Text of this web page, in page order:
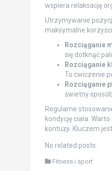
wspiera relaksację
Utrzymywanie
maksymalne
Rozciąganie
się dotknąć
Rozciąganie
To ćwiczenie
Rozciąganie
świetny
Regularne
kondycję ciała.
kontuzji. Kluczem jest
No related posts.
Fitness i sport